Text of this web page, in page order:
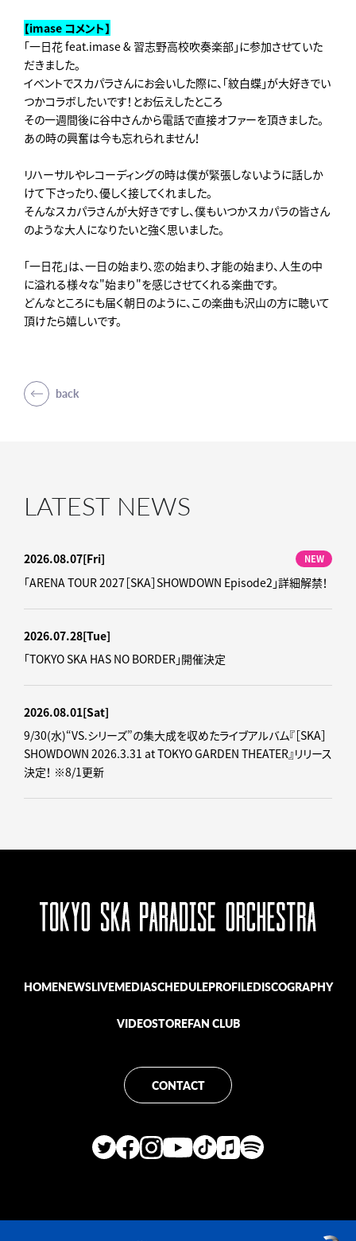
【imase コメント】
「一日花 feat.imase & 習志野高校吹奏楽部」に参加させていた
だきました。
イベントでスカパラさんにお会いした際に、「紋白蝶」が大好きでい
つかコラボしたいです！とお伝えしたところ
その一週間後に谷中さんから電話で直接オファーを頂きました。
あの時の興奮は今も忘れられません！
リハーサルやレコーディングの時は僕が緊張しないように話しか
けて下さったり、優しく接してくれました。
そんなスカパラさんが大好きですし、僕もいつかスカパラの皆さん
のような大人になりたいと強く思いました。
「一日花」は、一日の始まり、恋の始まり、才能の始まり、人生の中
に溢れる様々な"始まり"を感じさせてくれる楽曲です。
どんなところにも届く朝日のように、この楽曲も沢山の方に聴いて
頂けたら嬉しいです。
back
LATEST NEWS
2026.08.07[Fri] NEW
「ARENA TOUR 2027［SKA］SHOWDOWN Episode2」詳細解禁！
2026.07.28[Tue]
「TOKYO SKA HAS NO BORDER」開催決定
2026.08.01[Sat]
9/30(水)“VS.シリーズ”の集大成を収めたライブアルバム『［SKA］
SHOWDOWN 2026.3.31 at TOKYO GARDEN THEATER』リリース
決定！ ※8/1更新
HOMENEWSLIVEMEDIASCHEDULEPROFILEDISCOGRAPHY
VIDEOSTOREFAN CLUB
CONTACT